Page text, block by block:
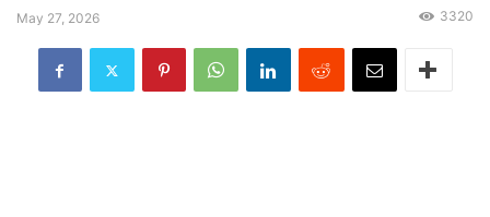
May 27, 2026 3320